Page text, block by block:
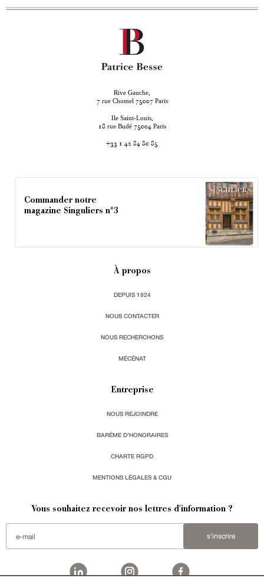
Rive Gauche,
7 rue Chomel 75007 Paris
Ile Saint-Louis,
18 rue Budé 75004 Paris
+33 1 42 84 80 85
Commander notre
magazine Singuliers n°3
À propos
DEPUIS 1924
NOUS CONTACTER
NOUS RECHERCHONS
MÉCÉNAT
Entreprise
NOUS REJOINDRE
BARÈME D'HONORAIRES
CHARTE RGPD
MENTIONS LÉGALES & CGU
Vous souhaitez recevoir nos lettres d'information ?
s'inscrire